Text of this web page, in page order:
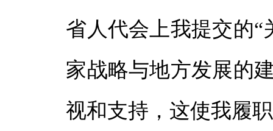
省人代会上我提交的
家战略与地方发展的
视和支持，这使我履